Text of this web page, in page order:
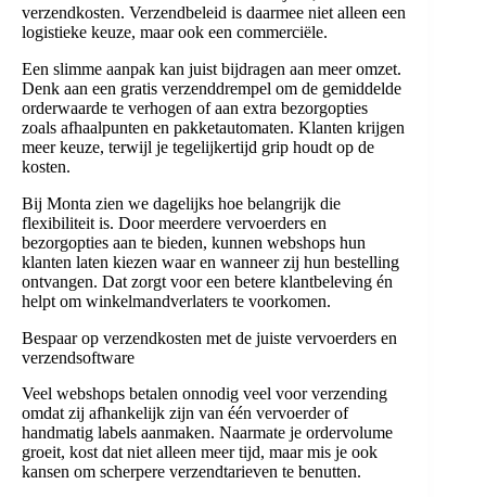
verzendkosten. Verzendbeleid is daarmee niet alleen een
logistieke keuze, maar ook een commerciële.
Een slimme aanpak kan juist bijdragen aan meer omzet.
Denk aan een gratis verzenddrempel om de gemiddelde
orderwaarde te verhogen of aan extra bezorgopties
zoals afhaalpunten en pakketautomaten. Klanten krijgen
meer keuze, terwijl je tegelijkertijd grip houdt op de
kosten.
Bij Monta zien we dagelijks hoe belangrijk die
flexibiliteit is. Door meerdere vervoerders en
bezorgopties aan te bieden, kunnen webshops hun
klanten laten kiezen waar en wanneer zij hun bestelling
ontvangen. Dat zorgt voor een betere klantbeleving én
helpt om winkelmandverlaters te voorkomen.
Bespaar op verzendkosten met de juiste vervoerders en
verzendsoftware
Veel webshops betalen onnodig veel voor verzending
omdat zij afhankelijk zijn van één vervoerder of
handmatig labels aanmaken. Naarmate je ordervolume
groeit, kost dat niet alleen meer tijd, maar mis je ook
kansen om scherpere verzendtarieven te benutten.